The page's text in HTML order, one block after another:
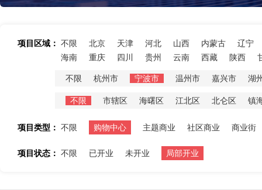
项目区域： 不限 北京 天津 河北 山西 内蒙古
辽宁
海南
重庆 四川 贵州 云南 西藏 陕西
不限 杭州市 宁波市 温州市 嘉兴市 湖
不限 市辖区 海曙区 江北区 北仑区 镇
项目类型： 不限 购物中心 主题商业 社区商业 商业街
项目状态： 不限 已开业 未开业 局部开业